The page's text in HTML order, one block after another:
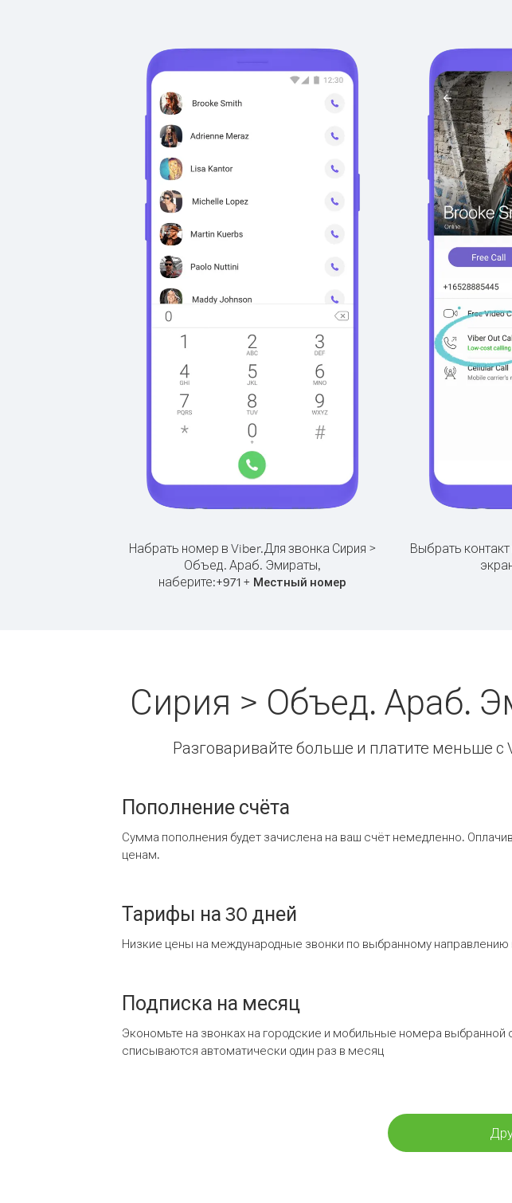
Набрать номер в Viber.Для звонка Сирия >
Объед. Араб. Эмираты,
наберите:+971 + Местный номер
Выбрать
Сирия > Объед. Араб.
Разговаривайте больше и платите меньше
Пополнение счёта
Сумма пополнения будет зачислена на ваш счёт немедленно.
ценам.
Тарифы на 30 дней
Низкие цены на международные звонки по выбранному направлению
Подписка на месяц
Экономьте на звонках на городские и мобильные номера выбранной
списываются автоматически один раз в месяц